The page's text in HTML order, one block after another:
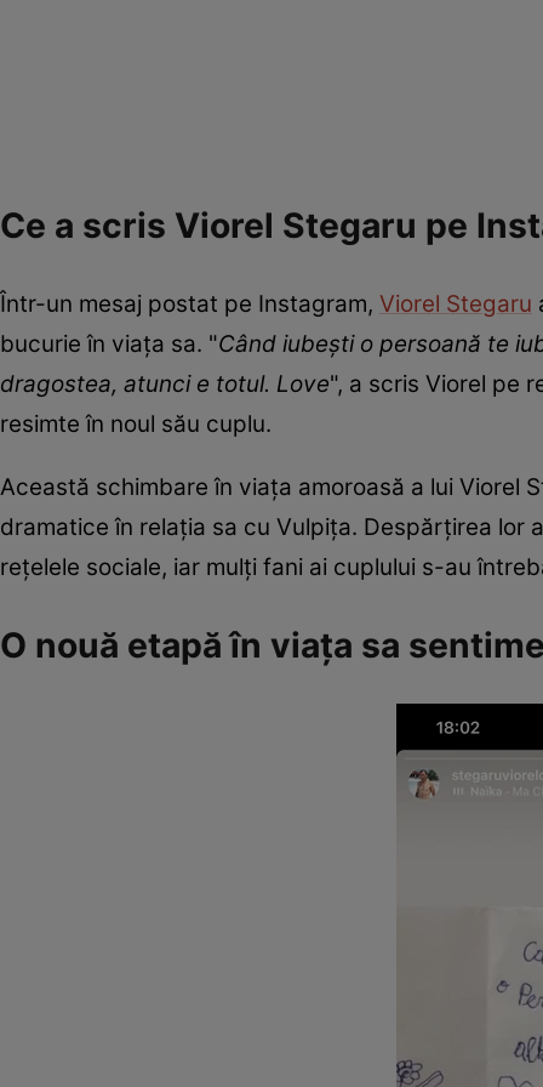
Ce a scris Viorel Stegaru pe
Într-un mesaj postat pe Instagram, Viorel Stegaru
bucurie în viața sa. "Când iubești o persoană te
dragostea, atunci e totul. Love", a scris Viorel pe
resimte în noul său cuplu.
Această schimbare în viața amoroasă a lui Viorel
dramatice în relația sa cu Vulpița. Despărțirea
rețelele sociale, iar mulți fani ai cuplului s-au
O nouă etapă în viața sa